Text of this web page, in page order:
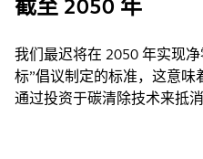
截至 2050 年
我们最迟将在 2050 年实现
标”倡议制定的标准，这意
通过投资于碳清除技术来抵消